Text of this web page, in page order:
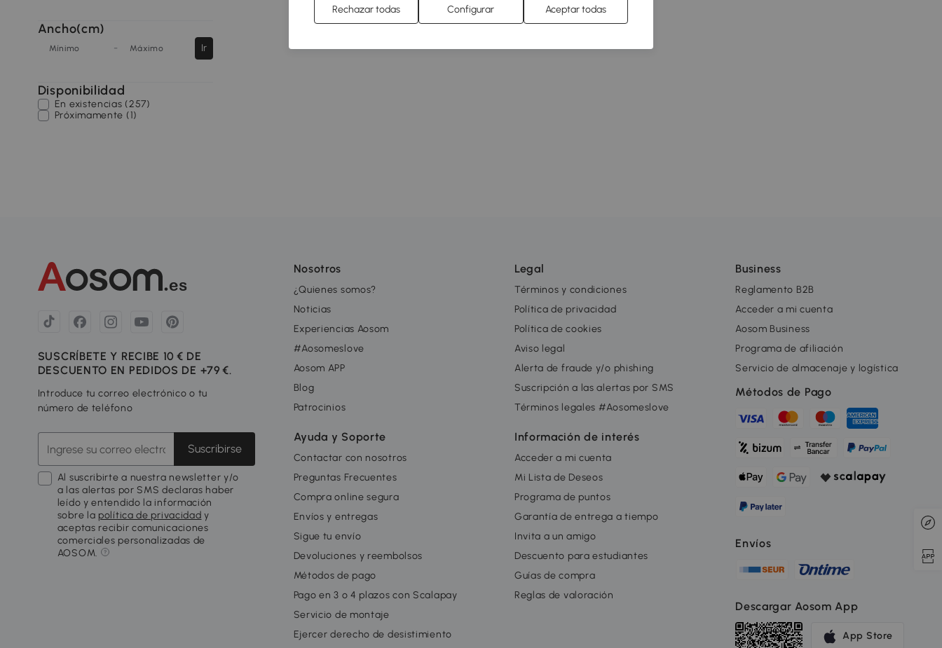
Ancho(cm)
Mínimo - Máximo Ir
Disponibilidad
En existencias (257)
Próximamente (1)
SUSCRÍBETE Y RECIBE 10 € DE
DESCUENTO EN PEDIDOS DE +79 €.
Introduce tu correo electrónico o tu
número de teléfono
Suscribirse
Al suscribirte a nuestra newsletter y/o
a las alertas por SMS declaras haber
leído y entendido la información
sobre la política de privacidad y
aceptas recibir comunicaciones
comerciales personalizadas de
AOSOM.
Nosotros
¿Quienes somos?
Noticias
Experiencias Aosom
#Aosomeslove
Aosom APP
Blog
Patrocinios
Ayuda y Soporte
Contactar con nosotros
Preguntas Frecuentes
Compra online segura
Envíos y entregas
Sigue tu envío
Devoluciones y reembolsos
Métodos de pago
Pago en 3 o 4 plazos con Scalapay
Servicio de montaje
Ejercer derecho de desistimiento
Legal
Términos y condiciones
Política de privacidad
Política de cookies
Aviso legal
Alerta de fraude y/o phishing
Suscripción a las alertas por SMS
Términos legales #Aosomeslove
Información de interés
Acceder a mi cuenta
Mi Lista de Deseos
Programa de puntos
Garantía de entrega a tiempo
Invita a un amigo
Descuento para estudiantes
Guías de compra
Reglas de valoración
Business
Reglamento B2B
Acceder a mi cuenta
Aosom Business
Programa de afiliación
Servicio de almacenaje y logística
Métodos de Pago
Envíos
Descargar Aosom App
App Store
Rechazar todas Configurar Aceptar todas